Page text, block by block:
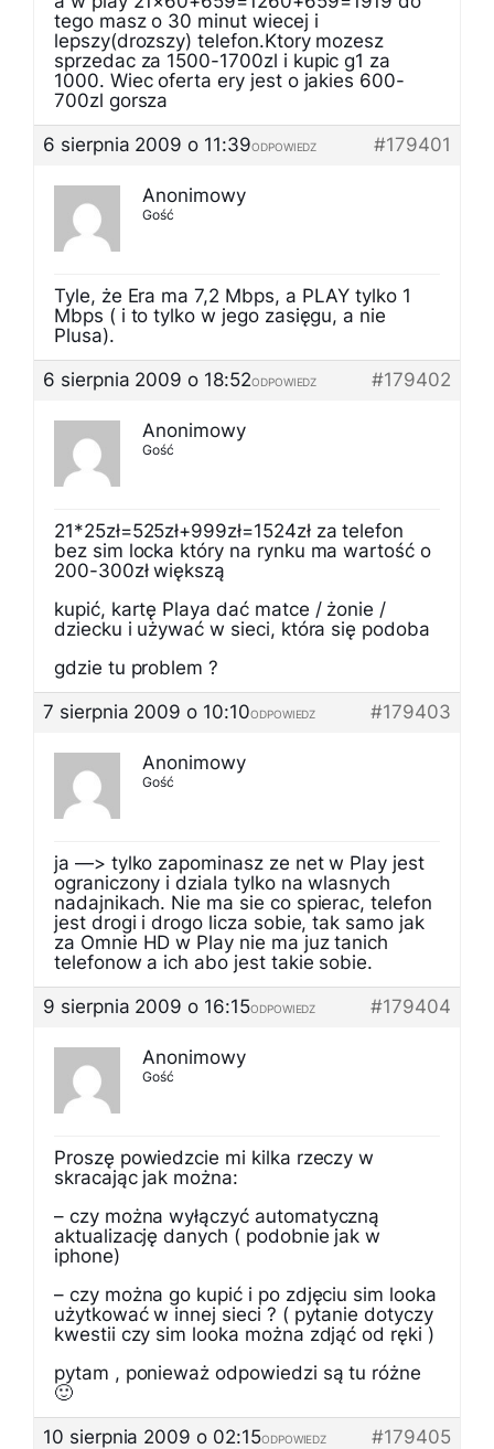
tego masz o 30 minut wiecej i
lepszy(drozszy) telefon.Ktory mozesz
sprzedac za 1500-1700zl i kupic g1 za
1000. Wiec oferta ery jest o jakies 600-
700zl gorsza
6 sierpnia 2009 o 11:39
#179401
ODPOWIEDZ
Anonimowy
Gość
Tyle, że Era ma 7,2 Mbps, a PLAY tylko 1
Mbps ( i to tylko w jego zasięgu, a nie
Plusa).
6 sierpnia 2009 o 18:52
#179402
ODPOWIEDZ
Anonimowy
Gość
21*25zł=525zł+999zł=1524zł za telefon
bez sim locka który na rynku ma wartość o
200-300zł większą
kupić, kartę Playa dać matce / żonie /
dziecku i używać w sieci, która się podoba
gdzie tu problem ?
7 sierpnia 2009 o 10:10
#179403
ODPOWIEDZ
Anonimowy
Gość
ja —> tylko zapominasz ze net w Play jest
ograniczony i dziala tylko na wlasnych
nadajnikach. Nie ma sie co spierac, telefon
jest drogi i drogo licza sobie, tak samo jak
za Omnie HD w Play nie ma juz tanich
telefonow a ich abo jest takie sobie.
9 sierpnia 2009 o 16:15
#179404
ODPOWIEDZ
Anonimowy
Gość
Proszę powiedzcie mi kilka rzeczy w
skracając jak można:
– czy można wyłączyć automatyczną
aktualizację danych ( podobnie jak w
iphone)
– czy można go kupić i po zdjęciu sim looka
użytkować w innej sieci ? ( pytanie dotyczy
kwestii czy sim looka można zdjąć od ręki )
pytam , ponieważ odpowiedzi są tu różne
🙂
10 sierpnia 2009 o 02:15
#179405
ODPOWIEDZ